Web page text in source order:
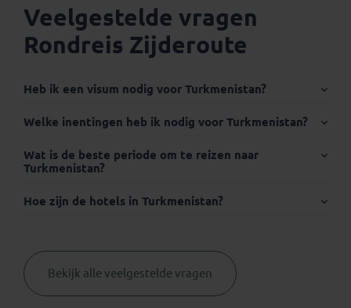
Veelgestelde vragen
Rondreis Zijderoute
Heb ik een visum nodig voor Turkmenistan?
Internationaal paspoort:
Welke inentingen heb ik nodig voor Turkmenistan?
Thuisvaccinatie.nl
Wat is de beste periode om te reizen naar
Turkmenistan?
Hoe zijn de hotels in Turkmenistan?
Bekijk alle veelgestelde vragen